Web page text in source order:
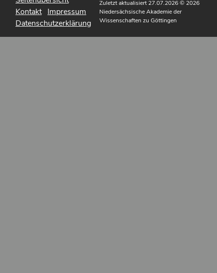
Kontakt Impressum
Datenschutzerklärung
Zuletzt aktualisiert 27.07.2026© 2026
Niedersächsische Akademie der
Wissenschaften zu Göttingen